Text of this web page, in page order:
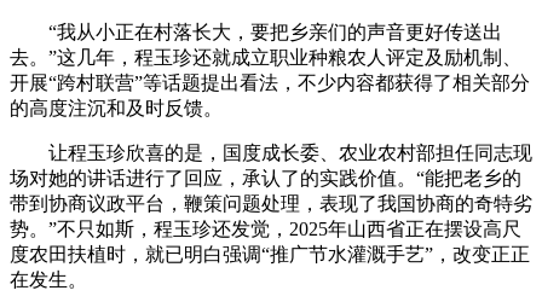
“我从小正在村落长大，要把乡亲们的声音更好传送出
去。”这几年，程玉珍还就成立职业种粮农人评定及励机制、
开展“跨村联营”等话题提出看法，不少内容都获得了相关部分
的高度注沉和及时反馈。
让程玉珍欣喜的是，国度成长委、农业农村部担任同志现
场对她的讲话进行了回应，承认了的实践价值。“能把老乡的
带到协商议政平台，鞭策问题处理，表现了我国协商的奇特劣
势。”不只如斯，程玉珍还发觉，2025年山西省正在摆设高尺
度农田扶植时，就已明白强调“推广节水灌溉手艺”，改变正正
在发生。